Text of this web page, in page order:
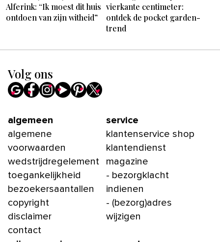
Alferink: “Ik moest dit huis
ontdoen van zijn witheid”
vierkante centimeter:
ontdek de pocket garden-
trend
Volg ons
algemeen
algemene
voorwaarden
wedstrijdregelement
toegankelijkheid
bezoekersaantallen
copyright
disclaimer
contact
service
klantenservice shop
klantendienst
magazine
- bezorgklacht
indienen
- (bezorg)adres
wijzigen